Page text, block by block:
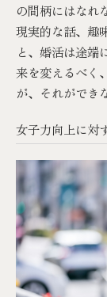
の間柄にはなれ
現実的な話、趣
と、婚活は途端
来を変えるべく
が、それができ
女子力向上に対